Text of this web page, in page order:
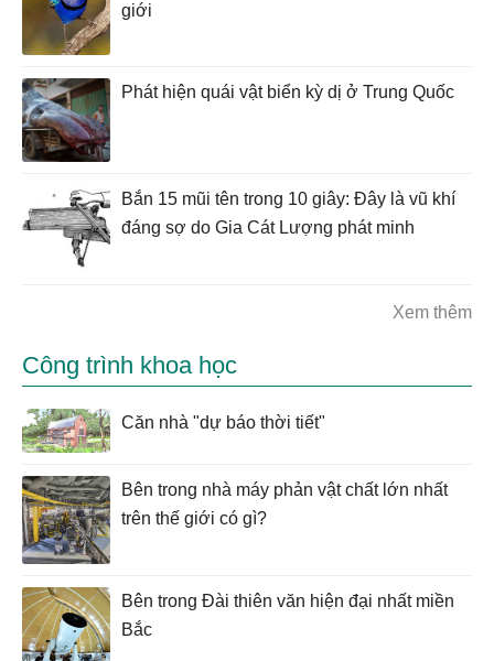
giới
Phát hiện quái vật biển kỳ dị ở Trung Quốc
Bắn 15 mũi tên trong 10 giây: Đây là vũ khí
đáng sợ do Gia Cát Lượng phát minh
Xem thêm
Công trình khoa học
Căn nhà "dự báo thời tiết"
Bên trong nhà máy phản vật chất lớn nhất
trên thế giới có gì?
Bên trong Đài thiên văn hiện đại nhất miền
Bắc